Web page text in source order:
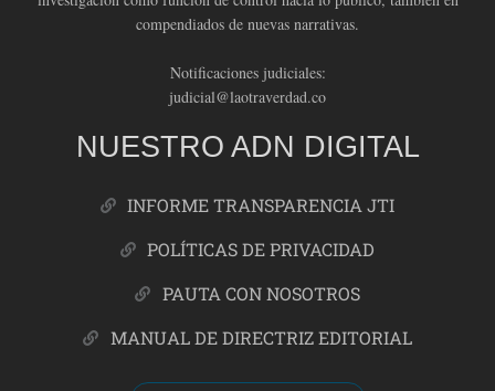
compendiados de nuevas narrativas.
Notificaciones judiciales:
judicial@laotraverdad.co
NUESTRO ADN DIGITAL
INFORME TRANSPARENCIA JTI
POLÍTICAS DE PRIVACIDAD
PAUTA CON NOSOTROS
MANUAL DE DIRECTRIZ EDITORIAL